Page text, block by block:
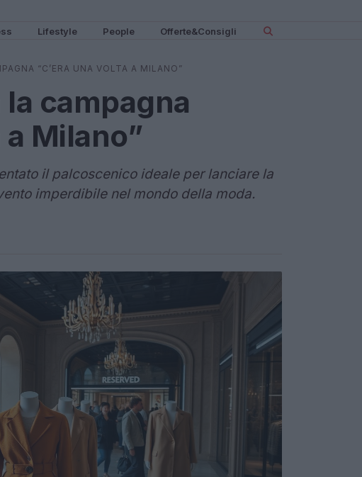
Lifestyle People Offerte&Consigli
“C’ERA UNA VOLTA A MILANO”
campagna
a Milano”
il palcoscenico ideale per lanciare la
imperdibile nel mondo della moda.